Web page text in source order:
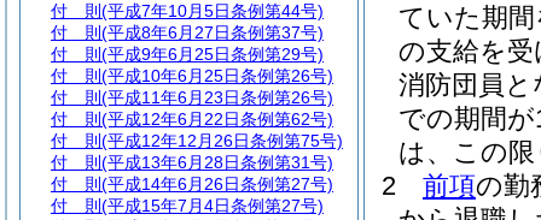
ていた期
の支給を
消防団員
での期間
は、この
2
前項の勤
付 則 (平成7年10月5日条例第44号)
付 則 (平成8年6月27日条例第37号)
付 則 (平成9年6月25日条例第29号)
付 則 (平成10年6月25日条例第26号)
付 則 (平成11年6月23日条例第26号)
付 則 (平成12年6月22日条例第62号)
付 則 (平成12年12月26日条例第75号)
付 則 (平成13年6月28日条例第31号)
付 則 (平成14年6月26日条例第27号)
付 則 (平成15年7月4日条例第27号)